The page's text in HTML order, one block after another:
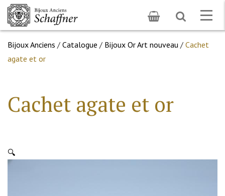
Toggle
search
Bijoux Anciens / Catalogue / Bijoux Or Art nouveau / Cachet
agate et or
Cachet agate et or
🔍